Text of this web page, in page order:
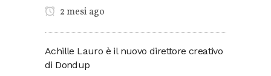
2 mesi ago
Achille Lauro è il nuovo direttore creativo
di Dondup